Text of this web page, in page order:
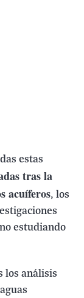
estas
tras la
acuíferos, los
estudiando
los análisis